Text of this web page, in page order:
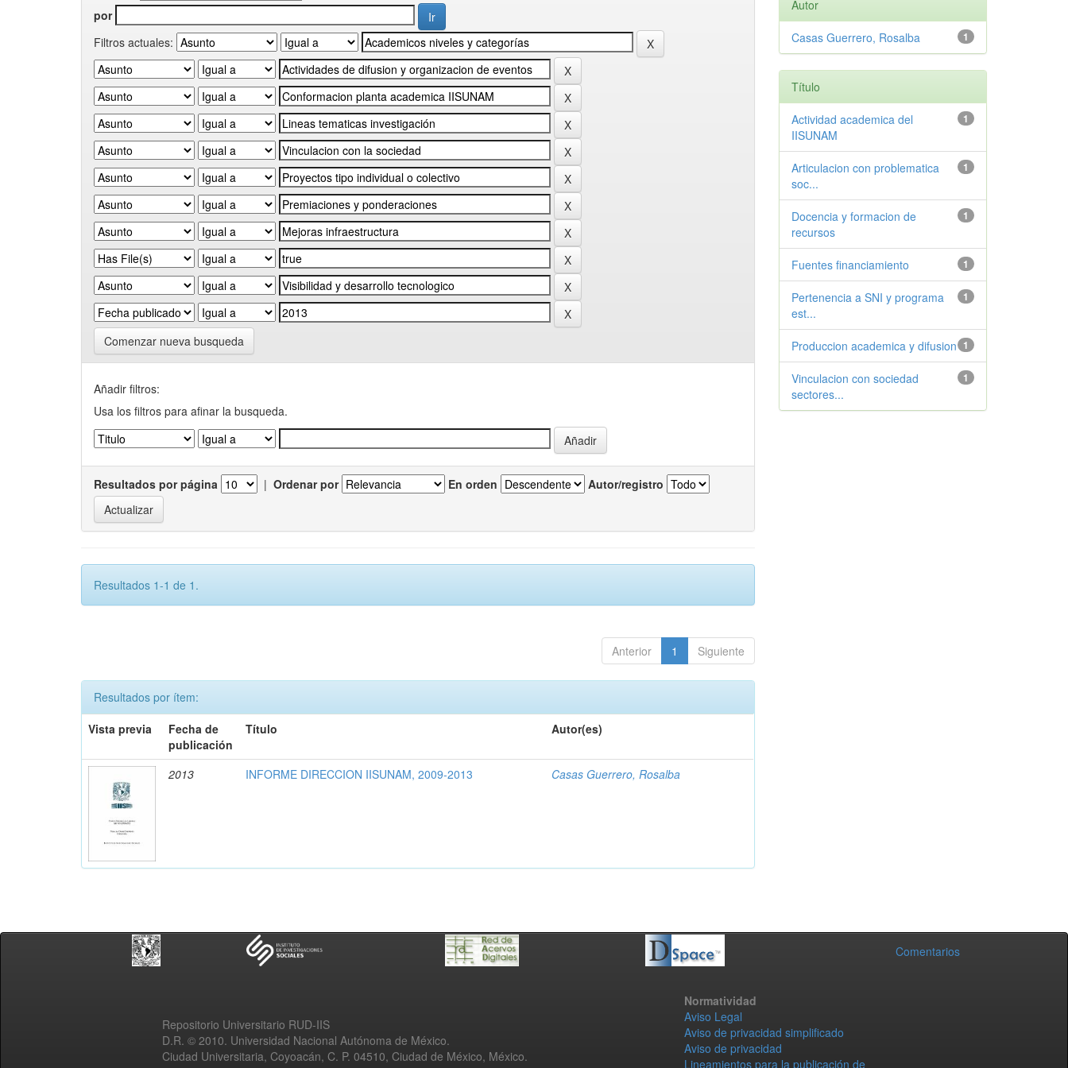
por
Filtros actuales:
Comenzar nueva busqueda
Añadir filtros:
Usa los filtros para afinar la busqueda.
Resultados por página | Ordenar por En orden Autor/registro
Resultados 1-1 de 1.
Anterior 1 Siguiente
Resultados por ítem:
Vista previa
Fecha de
publicación
Título Autor(es)
2013 INFORME DIRECCION IISUNAM, 2009-2013 Casas Guerrero, Rosalba
Autor
1
Casas Guerrero, Rosalba
Título
1
Actividad academica del
IISUNAM
1
Articulacion con problematica
soc...
1
Docencia y formacion de
recursos
1
Fuentes financiamiento
1
Pertenencia a SNI y programa
est...
1
Produccion academica y difusion
1
Vinculacion con sociedad
sectores...
Comentarios
Repositorio Universitario RUD-IIS
D.R. © 2010. Universidad Nacional Autónoma de México.
Ciudad Universitaria, Coyoacán, C. P. 04510, Ciudad de México, México.
Normatividad
Aviso Legal
Aviso de privacidad simplificado
Aviso de privacidad
Lineamientos para la publicación de